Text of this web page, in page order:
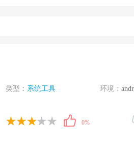
类型： 系统工具 环境：
0%